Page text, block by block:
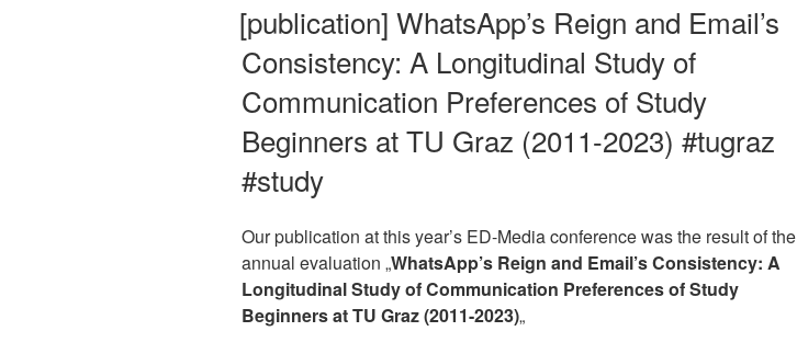
[publication] WhatsApp’s Reign and Email’s
Consistency: A Longitudinal Study of
Communication Preferences of Study
Beginners at TU Graz (2011-2023) #tugraz
#study
Our publication at this year’s ED-Media conference was the result of the
annual evaluation „WhatsApp’s Reign and Email’s Consistency: A
Longitudinal Study of Communication Preferences of Study
Beginners at TU Graz (2011-2023)„